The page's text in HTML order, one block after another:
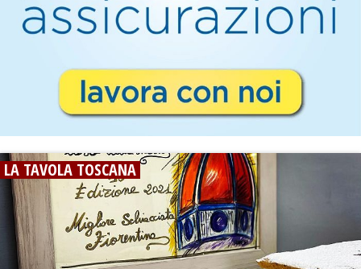
LA TAVOLA TOSCANA